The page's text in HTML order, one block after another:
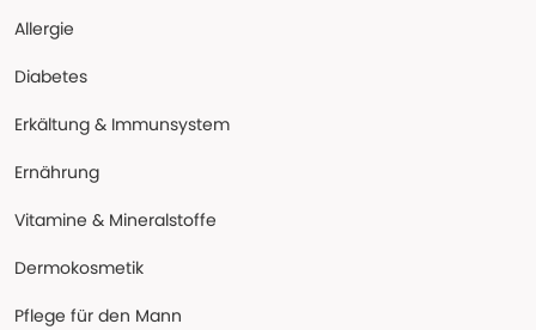
Allergie
Diabetes
Erkältung & Immunsystem
Ernährung
Vitamine & Mineralstoffe
Dermokosmetik
Pflege für den Mann